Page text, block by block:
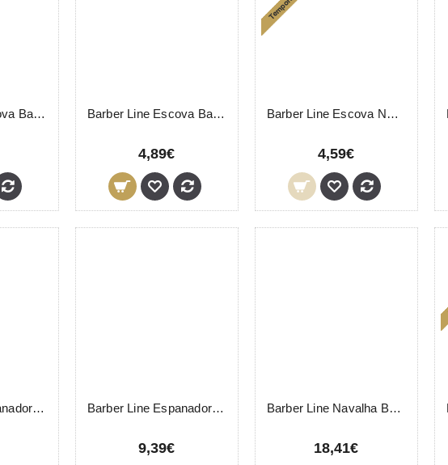
Barber Line Escova Barbeiro 06070 Eurostil Barber Line Escova Barbeiro 06116 Eurostil
4,89€
Barber Line Escova Nereo 06072 Eurostil
4,59€
Barber Line Espanador 06076 Eurostil Barber Line Espanador Gorgonas 06074 Eurostil
9,39€
Barber Line Navalha Barbear 04898 Eurostil
18,41€